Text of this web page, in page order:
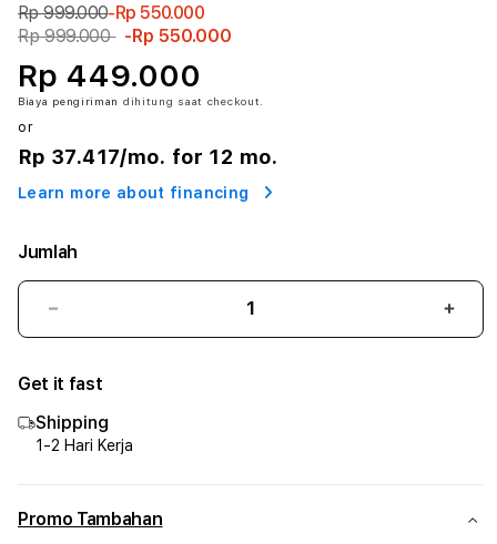
Rp 999.000-Rp 550.000
Rp 999.000 -Rp 550.000
Rp 449.000
Biaya pengiriman dihitung saat checkout.
or
Rp 37.417/mo. for 12 mo.
Learn more about financing
Jumlah
jumlah
iPhone
16
Plus
Silicone
Get it fast
Shipping
1-2 Hari Kerja
Promo Tambahan